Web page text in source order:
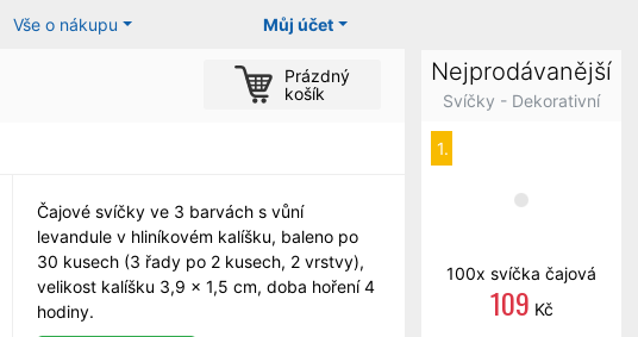
Můj účet
Vše o nákupu
Prázdný
košík
Čajové svíčky ve 3 barvách s vůní
levandule v hliníkovém kalíšku, baleno po
30 kusech (3 řady po 2 kusech, 2 vrstvy),
velikost kalíšku 3,9 x 1,5 cm, doba hoření 4
hodiny.
Nejprodávanější
Svíčky - Dekorativní
1.
100x svíčka čajová
109 Kč